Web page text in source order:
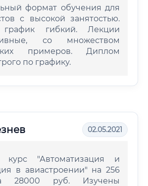
формат обучения для
с высокой занятостью.
гибкий. Лекции
со множеством
примеров. Диплом
по графику.
02.05.2021
курс "Автоматизация и
в авиастроении" на 256
28000 руб. Изучены